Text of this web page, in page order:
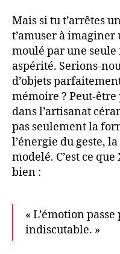
Mais si tu t’arrêtes
t’amuser à
moulé par une seule
aspérité. Serions-
d’objets
mémoire ? Peut-être
dans l’artisanat
pas seulement la
l’énergie du geste,
modelé. C’est ce
bien :
« L’émotion
indiscutable. »